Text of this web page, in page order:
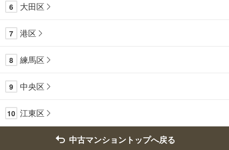
6 大田区
7 港区
8 練馬区
9 中央区
10 江東区
中古マンショントップへ戻る